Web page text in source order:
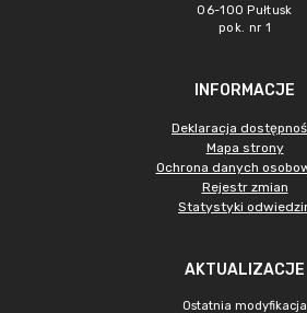
06-100 Pułtusk
pok. nr 1
INFORMACJE
Deklaracja
Mapa strony
Ochrona danych
Rejestr zmian
Statystyki
AKTUALIZACJE
Ostatnia modyfikacja